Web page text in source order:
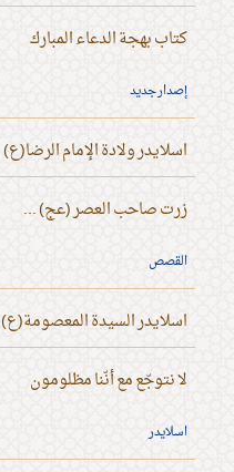
كتاب بهجة الدعاء المبارك
إصدار جديد
اسلايدر ولادة الإمام الرضا(ع)
زرت صاحب العصر (عج) ...
القصص
اسلايدر السيدة المعصومة(ع)
لا نتوجّع مع أنّنا مظلومون
اسلايدر